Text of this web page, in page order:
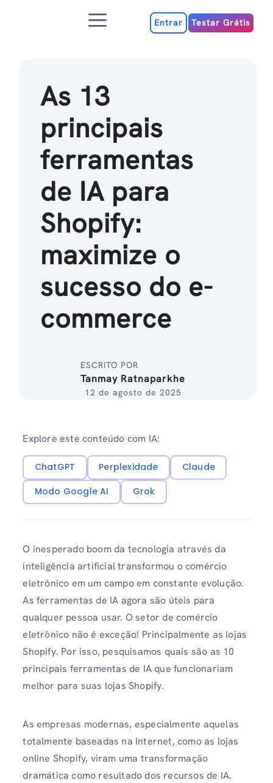
MenuEntrar Testar Grátis
As 13
principais
ferramentas
de IA para
Shopify:
maximize o
sucesso do e-
commerce
ESCRITO POR
Tanmay Ratnaparkhe
12 de agosto de 2025
Explore este conteúdo com IA:
ChatGPT Perplexidade
Claude
Modo Google AI
Grok
O inesperado boom da tecnologia através da
inteligência artificial transformou o comércio
eletrônico em um campo em constante evolução.
As ferramentas de IA agora são úteis para
qualquer pessoa usar. O setor de comércio
eletrônico não é exceção! Principalmente as lojas
Shopify. Por isso, pesquisamos quais são as 10
principais ferramentas de IA que funcionariam
melhor para suas lojas Shopify.
As empresas modernas, especialmente aquelas
totalmente baseadas na Internet, como as lojas
online Shopify, viram uma transformação
dramática como resultado dos recursos de IA.